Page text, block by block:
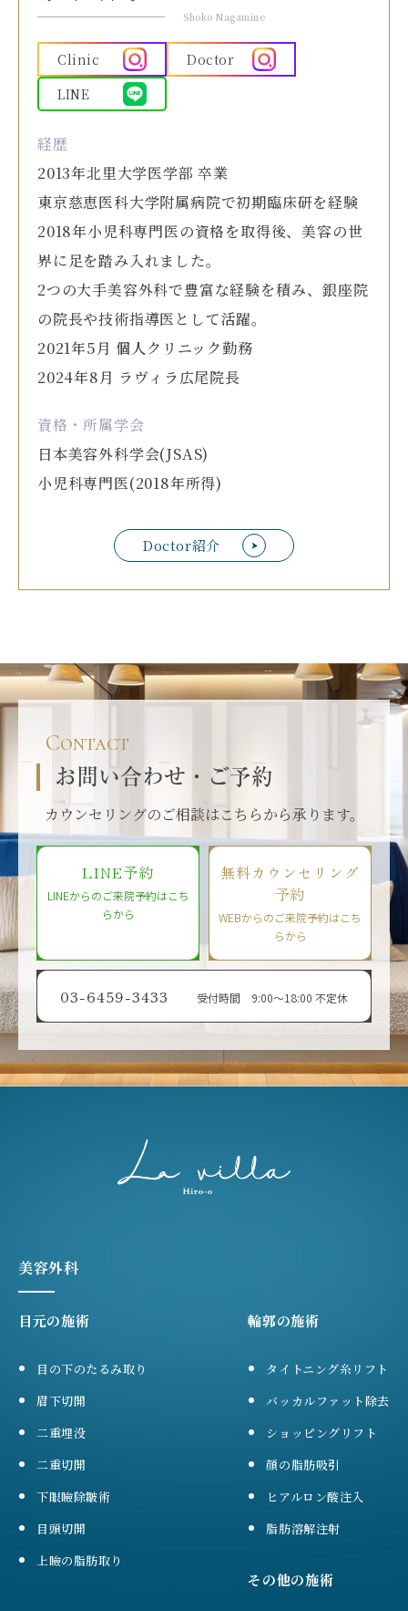
Doctor紹介
Shoko Nagamine
Clinic
Doctor
LINE
経歴
2013年北里大学医学部 卒業
東京慈恵医科大学附属病院で初期臨床研を経験
2018年小児科専門医の資格を取得後、美容の世
界に足を踏み入れました。
2つの大手美容外科で豊富な経験を積み、銀座院
の院長や技術指導医として活躍。
2021年5月 個人クリニック勤務
2024年8月 ラヴィラ広尾院長
資格・所属学会
日本美容外科学会(JSAS)
小児科専門医(2018年所得)
Contact
お問い合わせ・ご予約
カウンセリングのご相談はこちらから承ります。
LINE予約
LINEからのご来院予約はこち
らから
無料カウンセリング
予約
WEBからのご来院予約はこち
らから
03-6459-3433 受付時間 9:00〜18:00 不定休
美容外科
目元の施術
目の下のたるみ取り
眉下切開
二重埋没
二重切開
下眼瞼除皺術
目頭切開
上瞼の脂肪取り
輪郭の施術
タイトニング糸リフト
バッカルファット除去
ショッピングリフト
顔の脂肪吸引
ヒアルロン酸注入
脂肪溶解注射
その他の施術